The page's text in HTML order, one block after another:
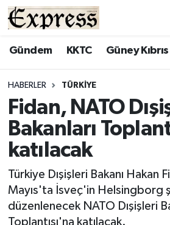
Gündem KKTC Güney Kıbrıs
HABERLER TÜRKIYE
Fidan, NATO
Bakanları
katılacak
Türkiye Dışişleri Bakanı Hakan
Mayıs'ta İsveç'in Helsingborg
düzenlenecek NATO Dışişleri
Toplantısı'na katılacak.
ALAYKÖY
BİLİM
ÇATALKÖY
DÜNYA
EĞİTİM
Hava Durumu
Süper Lig Puan Durumu ve
Tüm Manşetler
Son Dakika Haberleri
Haber Arşivi